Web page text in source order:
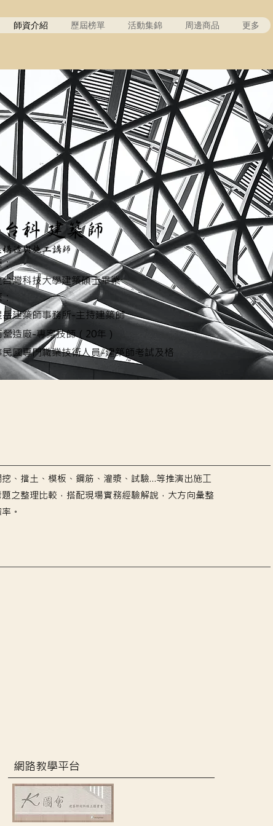
師資介紹 歷屆榜單 活動集錦 周邊商品 更多
構造與施工講師
：
台灣科技大學建築碩士畢業
科 建築師
岳建築師事務所-主持建築師
營造廠-專案技師（20年）
民國專門職業技術人員-建築師考試及格
、擋土、模板、鋼筋、灌漿、試驗…等推演出施工
之整理比較，搭配現場實務經驗解說，大方向彙整
。
網路教學平台